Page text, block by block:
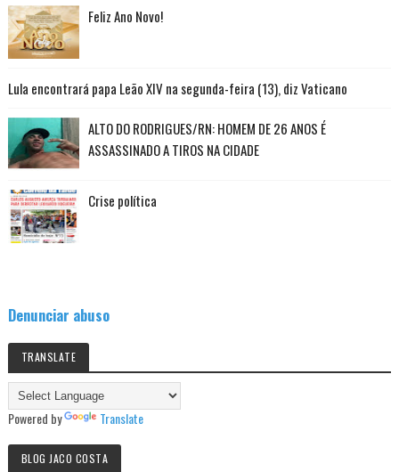
Feliz Ano Novo!
Lula encontrará papa Leão XIV na segunda-feira (13), diz Vaticano
ALTO DO RODRIGUES/RN: HOMEM DE 26 ANOS É
ASSASSINADO A TIROS NA CIDADE
Crise política
Denunciar abuso
TRANSLATE
Powered by Translate
BLOG JACO COSTA